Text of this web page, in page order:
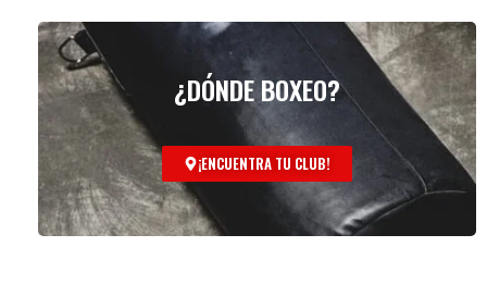
¿DÓNDE BOXEO?
¡ENCUENTRA TU CLUB!